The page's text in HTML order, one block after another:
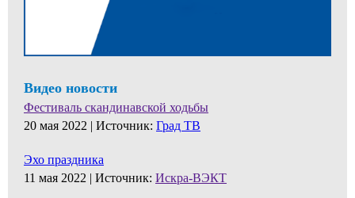
Видео новости
Фестиваль скандинавской ходьбы
20 мая 2022 | Источник: Град ТВ
Эхо праздника
11 мая 2022 | Источник: Искра-ВЭКТ